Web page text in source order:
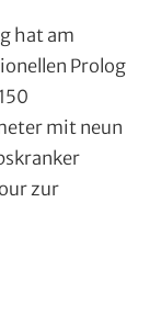
hat am
Prolog
mit neun
zur